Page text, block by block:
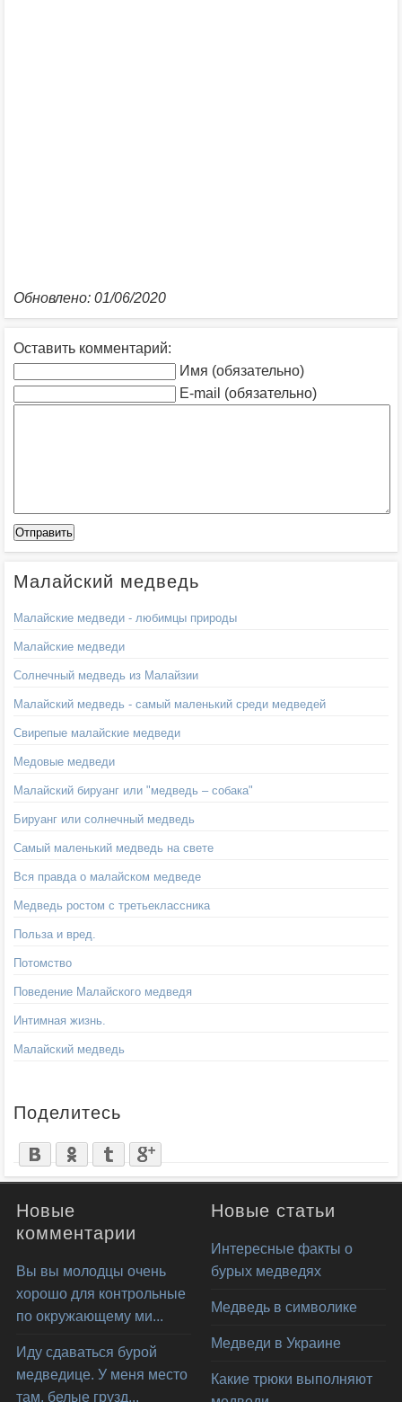
Обновлено: 01/06/2020
Оставить комментарий:
Имя (обязательно)
E-mail (обязательно)
Малайский медведь
Малайские медведи - любимцы природы
Малайские медведи
Солнечный медведь из Малайзии
Малайский медведь - самый маленький среди медведей
Свирепые малайские медведи
Медовые медведи
Малайский бируанг или "медведь – собака"
Бируанг или солнечный медведь
Самый маленький медведь на свете
Вся правда о малайском медведе
Медведь ростом с третьеклассника
Польза и вред.
Потомство
Поведение Малайского медведя
Интимная жизнь.
Малайский медведь
Поделитесь
Новые
комментарии
Вы вы молодцы очень
хорошо для контрольные
по окружающему ми...
Иду сдаваться бурой
медведице. У меня место
там, белые грузд...
Новые статьи
Интересные факты о
бурых медведях
Медведь в символике
Медведи в Украине
Какие трюки выполняют